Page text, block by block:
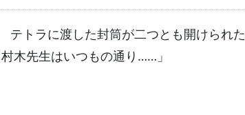
テトラに渡した封筒が二つとも開けられた
木先生はいつもの通り……」